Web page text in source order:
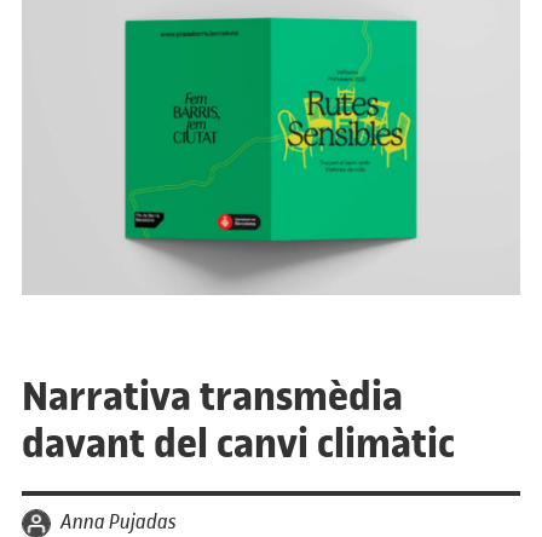
Narrativa transmèdia
davant del canvi climàtic
per Anna Pujadas